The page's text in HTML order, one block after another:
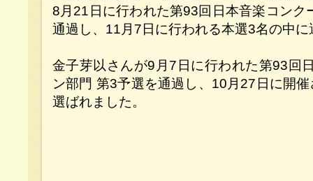
8月21日に行われた第93回日本音楽コンク
通過し、11月7日に行われる本選3名の中
金子芽以さんが9月7日に行われた第93回
ン部門 第3予選を通過し、10月27日に開
選ばれました。